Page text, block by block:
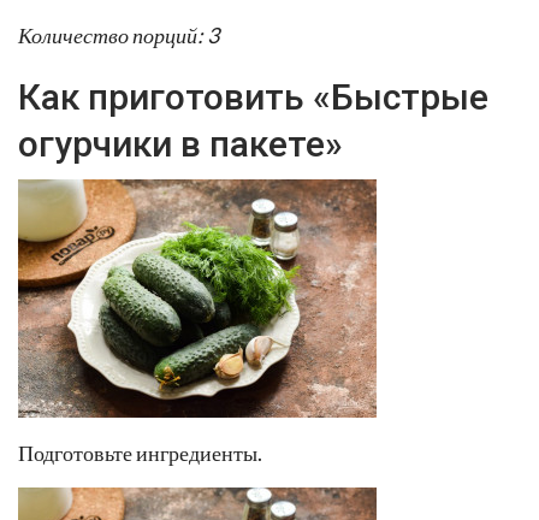
Количество порций: 3
Как приготовить «Быстрые
огурчики в пакете»
Подготовьте ингредиенты.